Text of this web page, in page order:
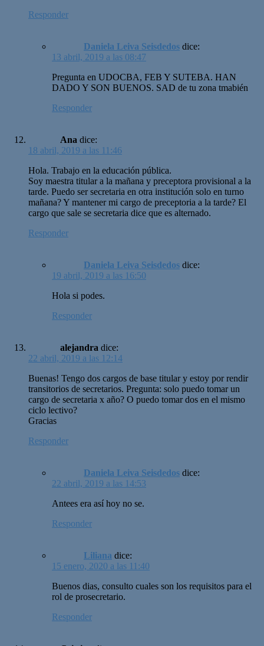
Responder
Daniela Leiva Seisdedos dice:
13 abril, 2019 a las 08:47
Pregunta en UDOCBA, FEB Y SUTEBA. HAN
DADO Y SON BUENOS. SAD de tu zona tmabién
Responder
Ana dice:
18 abril, 2019 a las 11:46
Hola. Trabajo en la educación pública.
Soy maestra titular a la mañana y preceptora provisional a la
tarde. Puedo ser secretaria en otra institución solo en turno
mañana? Y mantener mi cargo de preceptoria a la tarde? El
cargo que sale se secretaria dice que es alternado.
Responder
Daniela Leiva Seisdedos dice:
19 abril, 2019 a las 16:50
Hola si podes.
Responder
alejandra dice:
22 abril, 2019 a las 12:14
Buenas! Tengo dos cargos de base titular y estoy por rendir
transitorios de secretarios. Pregunta: solo puedo tomar un
cargo de secretaria x año? O puedo tomar dos en el mismo
ciclo lectivo?
Gracias
Responder
Daniela Leiva Seisdedos dice:
22 abril, 2019 a las 14:53
Antees era así hoy no se.
Responder
Liliana dice:
15 enero, 2020 a las 11:40
Buenos dias, consulto cuales son los requisitos para el
rol de prosecretario.
Responder